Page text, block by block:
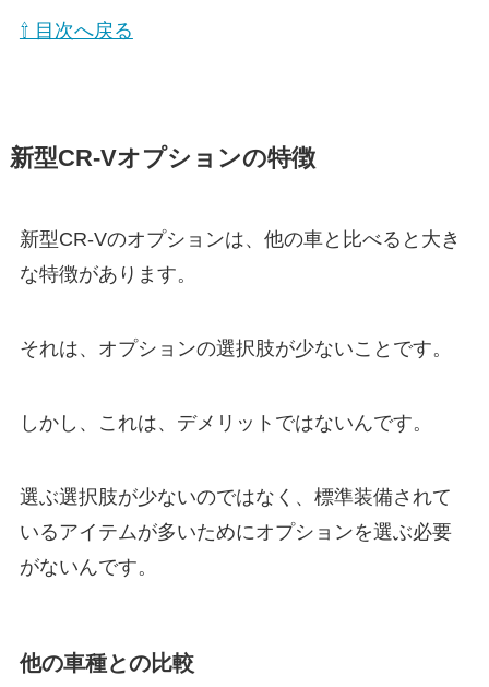
⇧ 目次へ戻る
新型CR-Vオプションの特徴
新型CR-Vのオプションは、他の車と比べると大き
な特徴があります。
それは、オプションの選択肢が少ないことです。
しかし、これは、デメリットではないんです。
選ぶ選択肢が少ないのではなく、標準装備されて
いるアイテムが多いためにオプションを選ぶ必要
がないんです。
他の車種との比較